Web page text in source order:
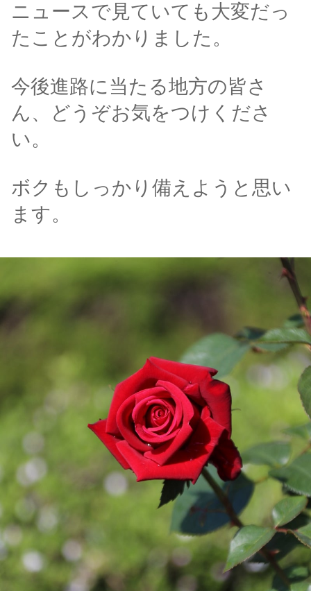
ニュースで見ていても大変だっ
たことがわかりました。
今後進路に当たる地方の皆さ
ん、どうぞお気をつけくださ
い。
ボクもしっかり備えようと思い
ます。